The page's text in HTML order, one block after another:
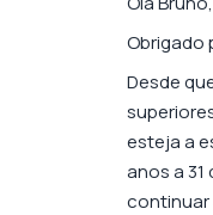
Obrigado
Desde
esteja a
anos a 31
continuar